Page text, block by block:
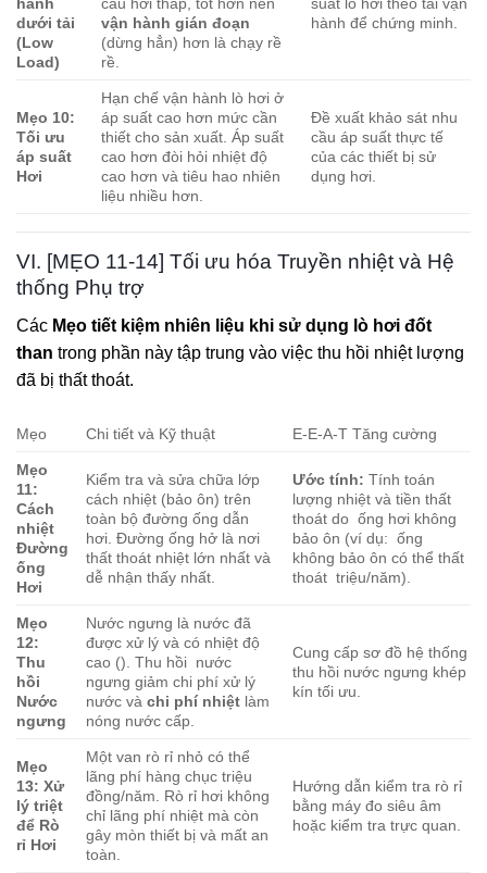
hành
dưới tải
(Low
Load)
cầu hơi thấp, tốt hơn nên
vận hành gián đoạn
(dừng hẳn) hơn là chạy rề
rề.
suất lò hơi theo tải vận
hành để chứng minh.
Mẹo 10:
Tối ưu
áp suất
Hơi
Hạn chế vận hành lò hơi ở
áp suất cao hơn mức cần
thiết cho sản xuất. Áp suất
cao hơn đòi hỏi nhiệt độ
cao hơn và tiêu hao nhiên
liệu nhiều hơn.
Đề xuất khảo sát nhu
cầu áp suất thực tế
của các thiết bị sử
dụng hơi.
VI. [MẸO 11-14] Tối ưu hóa Truyền nhiệt và Hệ
thống Phụ trợ
Các Mẹo tiết kiệm nhiên liệu khi sử dụng lò hơi đốt
than trong phần này tập trung vào việc thu hồi nhiệt lượng
đã bị thất thoát.
Mẹo Chi tiết và Kỹ thuật E-E-A-T Tăng cường
Mẹo
11:
Cách
nhiệt
Đường
ống
Hơi
Kiểm tra và sửa chữa lớp
cách nhiệt (bảo ôn) trên
toàn bộ đường ống dẫn
hơi. Đường ống hở là nơi
thất thoát nhiệt lớn nhất và
dễ nhận thấy nhất.
Ước tính: Tính toán
lượng nhiệt và tiền thất
thoát do ống hơi không
bảo ôn (ví dụ: ống
không bảo ôn có thể thất
thoát triệu/năm).
Mẹo
12:
Thu
hồi
Nước
ngưng
Nước ngưng là nước đã
được xử lý và có nhiệt độ
cao (). Thu hồi nước
ngưng giảm chi phí xử lý
nước vàchi phí nhiệt làm
nóng nước cấp.
Cung cấp sơ đồ hệ thống
thu hồi nước ngưng khép
kín tối ưu.
Mẹo
13: Xử
lý triệt
để Rò
rỉ Hơi
Một van rò rỉ nhỏ có thể
lãng phí hàng chục triệu
đồng/năm. Rò rỉ hơi không
chỉ lãng phí nhiệt mà còn
gây mòn thiết bị và mất an
toàn.
Hướng dẫn kiểm tra rò rỉ
bằng máy đo siêu âm
hoặc kiểm tra trực quan.